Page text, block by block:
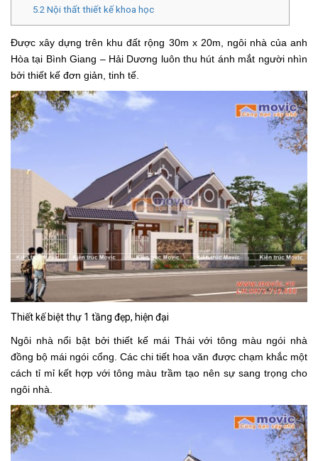
5.2Nội thất thiết kế khoa học
Được xây dựng trên khu đất rộng 30m x 20m, ngôi nhà của anh
Hòa tại Bình Giang – Hải Dương luôn thu hút ánh mắt người nhìn
bởi thiết kế đơn giản, tinh tế.
Thiết kế biệt thự 1 tầng đẹp, hiện đại
Ngôi nhà nổi bật bởi thiết kế mái Thái với tông màu ngói nhà
đồng bộ mái ngói cổng. Các chi tiết hoa văn được chạm khắc một
cách tỉ mỉ kết hợp với tông màu trầm tạo nên sự sang trọng cho
ngôi nhà.